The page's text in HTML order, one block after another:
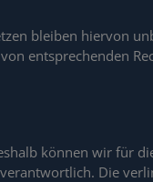
bleiben hiervon
entsprechenden
können wir für
Die